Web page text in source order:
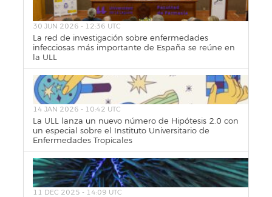
30 JUN 2026 - 12:36 UTC
La red de investigación sobre enfermedades
infecciosas más importante de España se reúne en
la ULL
14 JAN 2026 - 10:42 UTC
La ULL lanza un nuevo número de Hipótesis 2.0 con
un especial sobre el Instituto Universitario de
Enfermedades Tropicales
11 DEC 2025 - 14:09 UTC